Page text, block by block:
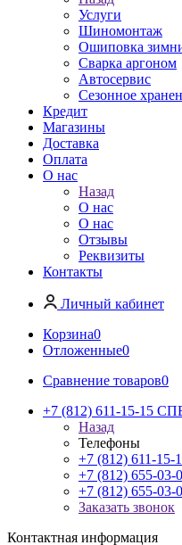
Услуги
Шиномонтаж
Ошиповка
Сварка аргоном
Автосервис
Сезонное
Кредит
Магазины
Доставка
Оплата
О нас
Назад
О нас
О нас
Отзывы
Реквизиты
Контакты
Личный кабинет
Корзина0
Отложенные0
Сравнение товаров0
+7 (812) 611-15-15
Назад
Телефоны
+7 (812) 611-
+7 (812) 655-
+7 (812) 655-
Заказать звонок
Контактная информация